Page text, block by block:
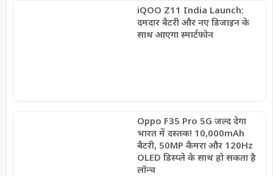
iQOO Z11 India Launch:
दमदार बैटरी और नए डिजाइन के
साथ आएगा स्मार्टफोन
Oppo F35 Pro 5G जल्द देगा
भारत में दस्तक! 10,000mAh
बैटरी, 50MP कैमरा और 120Hz
OLED डिस्प्ले के साथ हो सकता है
लॉन्च